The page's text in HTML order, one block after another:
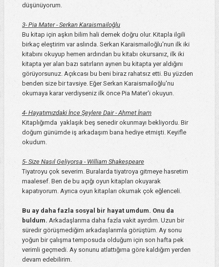
düşünüyorum.
3- Pia Mater - Serkan Karaismailoğlu
Bu kitap için aşkın bilim hali demek doğru olur. Kitapla ilgili
birkaç eleştirim var aslında. Serkan Karaismailoğlu'nun ilk iki
kitabını okuyup hemen ardından bu kitabı okursanız, ilk iki
kitapta yer alan bazı satırların aynen bu kitapta yer aldığını
görüyorsunuz. Açıkcası bu beni biraz rahatsız etti. Bu yüzden
benden size bir tavsiye. Eğer Serkan Karaismailoğlu'nu
okumaya karar verdiyseniz ilk önce Pia Mater'i okuyun.
4- Hayatımızdaki İnce Şeylere Dair - Ahmet İnam
Kitaplığımda yaklaşık beş senedir okunmayı bekliyordu. Bir
doğum günümde iş arkadaşım bana hediye etmişti. Keyifle
okudum.
5- Size Nasıl Geliyorsa - William Shakespeare
Tiyatroyu çok severim. Buralarda tiyatroya gitmeye hasretim
maalesef. Ben de bu açığı oyun kitapları okuyarak
kapatıyorum. Ayrıca oyun kitapları okumak çok eğlenceli.
Bu ay daha fazla sosyal bir hayat umdum. Onu da
buldum. Arkadaşlarıma daha fazla vakit ayırdım. Uzun bir
süredir görüşmediğim arkadaşlarımla görüştüm. Ay sonu
yoğun bir çalışma temposuda olduğum için son hafta pek
verimli geçmedi. Ay sonunu atlattığıma göre kaldığım yerden
devam edebilirim.